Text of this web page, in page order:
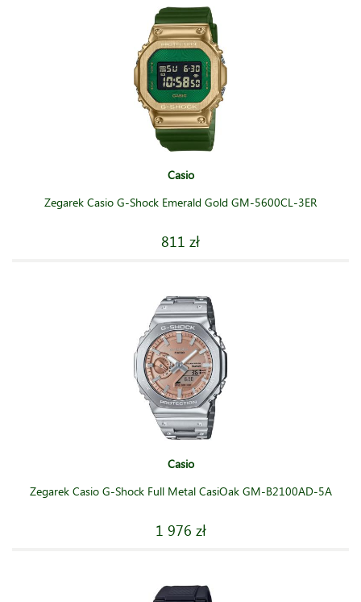
Casio
Zegarek Casio G-Shock Emerald Gold GM-5600CL-3ER
811 zł
Casio
Zegarek Casio G-Shock Full Metal CasiOak GM-B2100AD-5A
1 976 zł